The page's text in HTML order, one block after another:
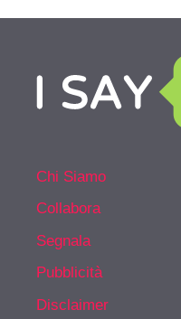
Chi Siamo
Collabora
Segnala
Pubblicità
Disclaimer